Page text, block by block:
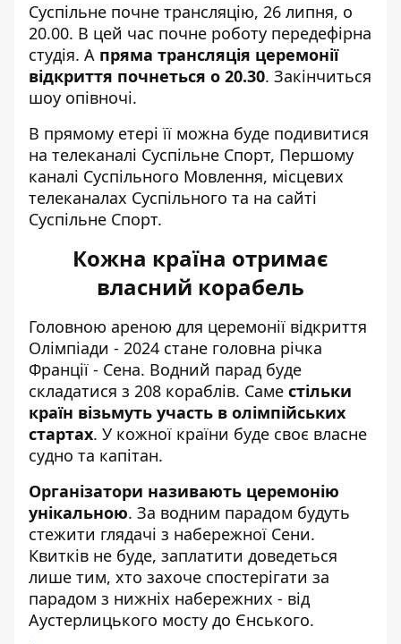
Cуспільне почне трансляцію, 26 липня, о
20.00. В цей час почне роботу передефірна
студія. А пряма трансляція церемонії
відкриття почнеться о 20.30. Закінчиться
шоу опівночі.
В прямому етері її можна буде подивитися
на телеканалі Суспільне Спорт, Першому
каналі Суспільного Мовлення, місцевих
телеканалах Суспільного та на сайті
Суспільне Спорт.
Кожна країна отримає
власний корабель
Головною ареною для церемонії відкриття
Олімпіади - 2024 стане головна річка
Франції - Сена. Водний парад буде
складатися з 208 кораблів. Саме стільки
країн візьмуть участь в олімпійських
стартах. У кожної країни буде своє власне
судно та капітан.
Організатори називають церемонію
унікальною. За водним парадом будуть
стежити глядачі з набережної Сени.
Квитків не буде, заплатити доведеться
лише тим, хто захоче спостерігати за
парадом з нижніх набережних - від
Аустерлицького мосту до Єнського.